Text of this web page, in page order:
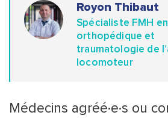
Royon Thibaut
Spécialiste FMH
orthopédique et
traumatologie de
locomoteur
Médecins agréé·e·s ou